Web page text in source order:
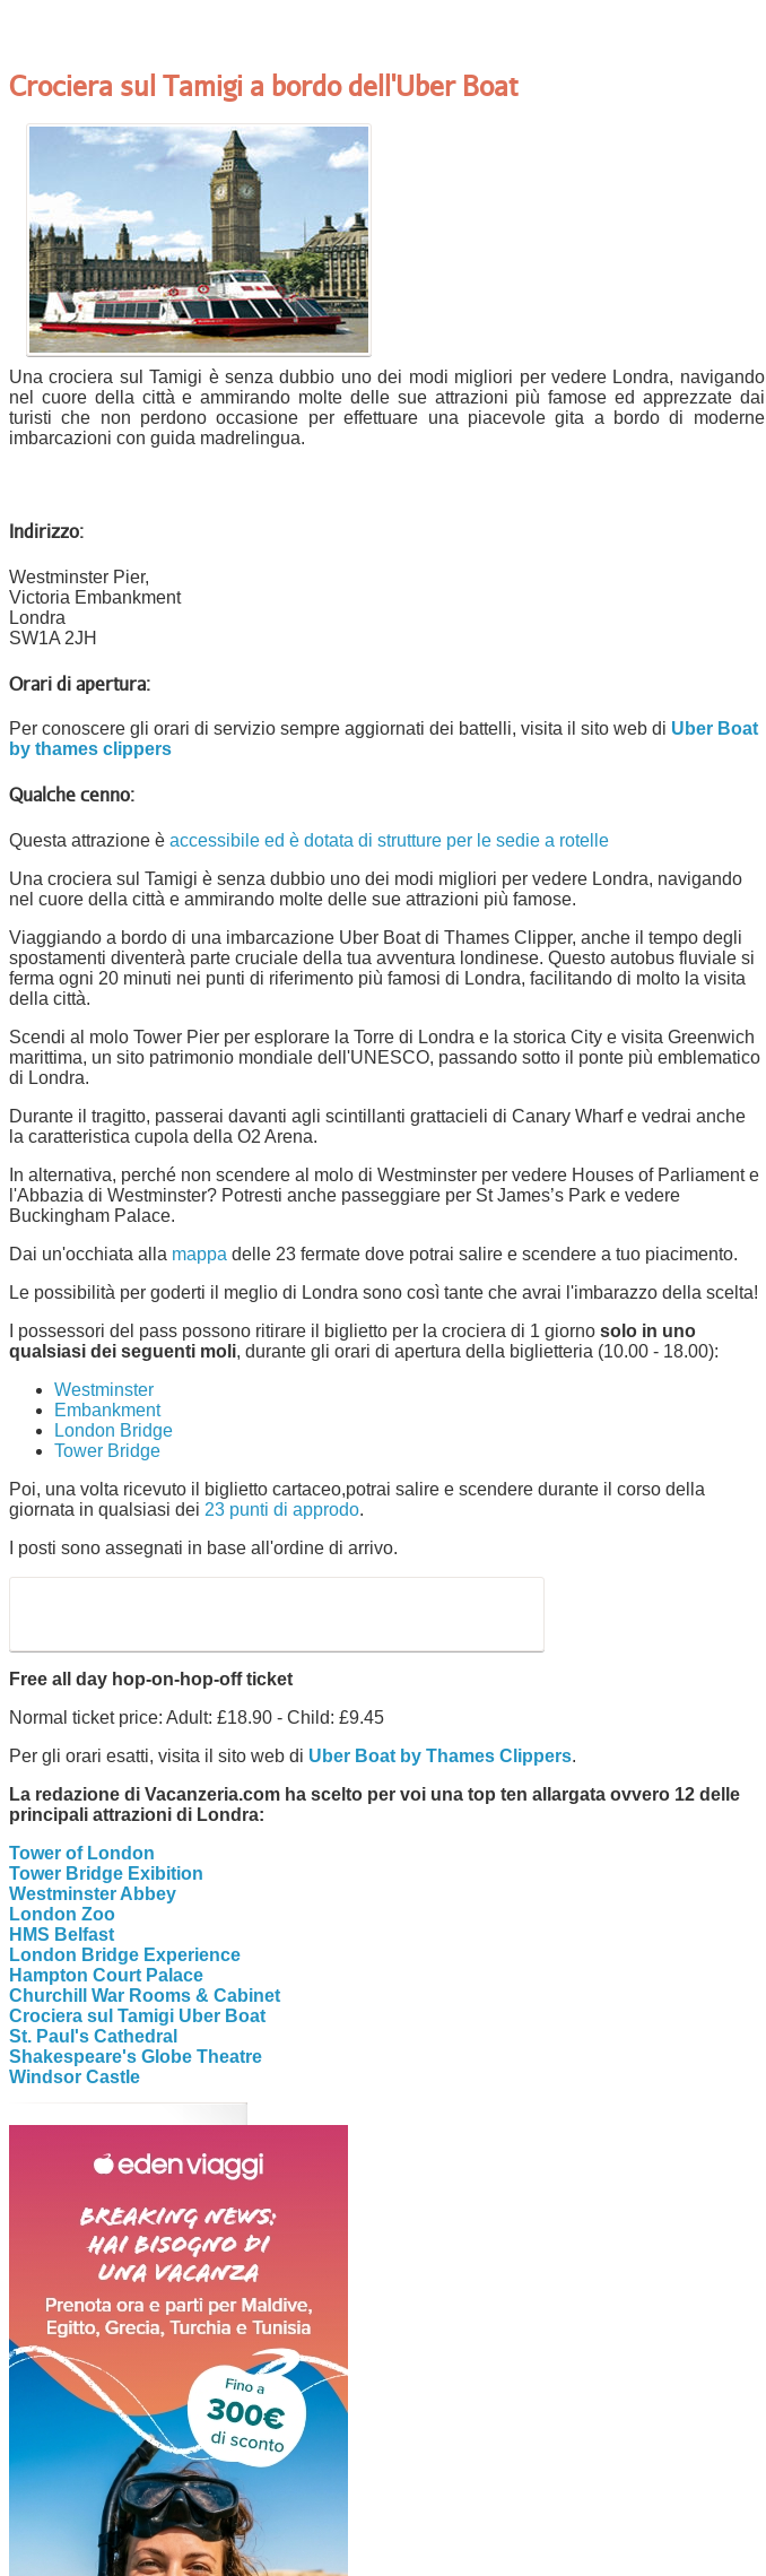
Crociera sul Tamigi a bordo dell'Uber Boat
Una crociera sul Tamigi è senza dubbio uno dei modi migliori per vedere Londra, navigando
nel cuore della città e ammirando molte delle sue attrazioni più famose ed apprezzate dai
turisti che non perdono occasione per effettuare una piacevole gita a bordo di moderne
imbarcazioni con guida madrelingua.
Indirizzo:
Westminster Pier,
Victoria Embankment
Londra
SW1A 2JH
Orari di apertura:
Per conoscere gli orari di servizio sempre aggiornati dei battelli, visita il sito web di Uber Boat
by thames clippers
Qualche cenno:
Questa attrazione è accessibile ed è dotata di strutture per le sedie a rotelle
Una crociera sul Tamigi è senza dubbio uno dei modi migliori per vedere Londra, navigando
nel cuore della città e ammirando molte delle sue attrazioni più famose.
Viaggiando a bordo di una imbarcazione Uber Boat di Thames Clipper, anche il tempo degli
spostamenti diventerà parte cruciale della tua avventura londinese. Questo autobus fluviale si
ferma ogni 20 minuti nei punti di riferimento più famosi di Londra, facilitando di molto la visita
della città.
Scendi al molo Tower Pier per esplorare la Torre di Londra e la storica City e visita Greenwich
marittima, un sito patrimonio mondiale dell'UNESCO, passando sotto il ponte più emblematico
di Londra.
Durante il tragitto, passerai davanti agli scintillanti grattacieli di Canary Wharf e vedrai anche
la caratteristica cupola della O2 Arena.
In alternativa, perché non scendere al molo di Westminster per vedere Houses of Parliament e
l'Abbazia di Westminster? Potresti anche passeggiare per St James’s Park e vedere
Buckingham Palace.
Dai un'occhiata alla mappa delle 23 fermate dove potrai salire e scendere a tuo piacimento.
Le possibilità per goderti il meglio di Londra sono così tante che avrai l'imbarazzo della scelta!
I possessori del pass possono ritirare il biglietto per la crociera di 1 giorno solo in uno
qualsiasi dei seguenti moli, durante gli orari di apertura della biglietteria (10.00 - 18.00):
Westminster
Embankment
London Bridge
Tower Bridge
Poi, una volta ricevuto il biglietto cartaceo,potrai salire e scendere durante il corso della
giornata in qualsiasi dei 23 punti di approdo.
I posti sono assegnati in base all'ordine di arrivo.
Free all day hop-on-hop-off ticket
Normal ticket price: Adult: £18.90 - Child: £9.45
Per gli orari esatti, visita il sito web di Uber Boat by Thames Clippers.
La redazione di Vacanzeria.com ha scelto per voi una top ten allargata ovvero 12 delle
principali attrazioni di Londra:
Tower of London
Tower Bridge Exibition
Westminster Abbey
London Zoo
HMS Belfast
London Bridge Experience
Hampton Court Palace
Churchill War Rooms & Cabinet
Crociera sul Tamigi Uber Boat
St. Paul's Cathedral
Shakespeare's Globe Theatre
Windsor Castle